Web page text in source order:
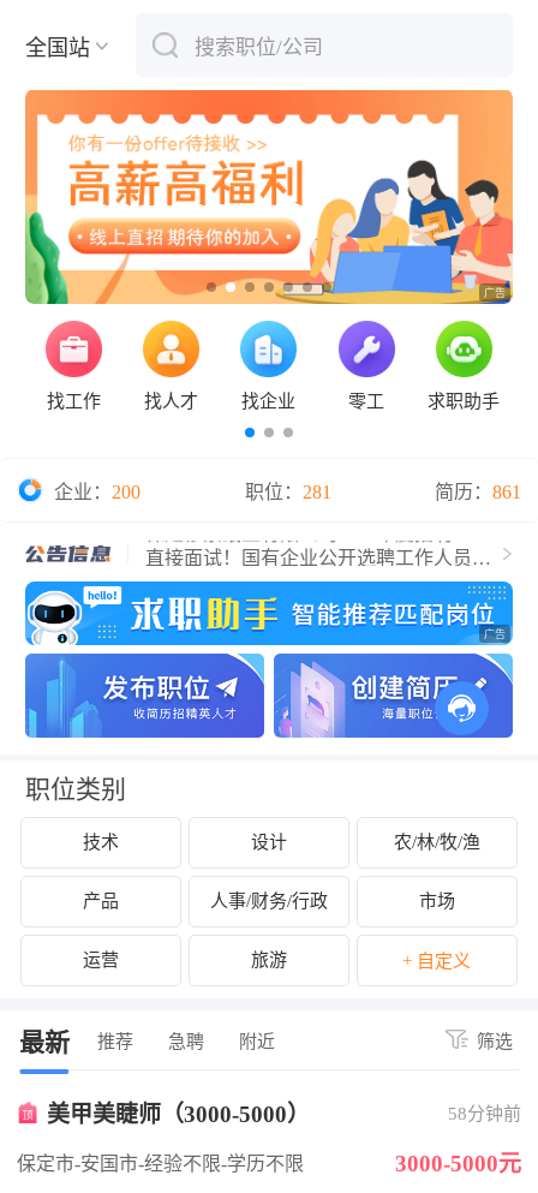
全国站 搜索职位/公司
下拉刷新
找工作 找人才 找企业 零工 求职助手
企业： 200 职位： 281 简历： 861
直接面试！国有企业公开选聘工作人员公
告
保定市易县杏林医院招聘48人信息
保定华医中医医院招聘15人公告
华北理工大学2025年第二次公开选聘工作
人员公告
国有企业公开招聘18名工作人员公告
河北省2025年中央特岗计划招聘教师
保定市青少年宫常态化选拔全学科兼职教
国家烟草专卖局、中国烟草总公司招录42
职位类别
技术 设计 农/林/牧/渔
产品 人事/财务/行政 市场
运营 旅游 + 自定义
最新 推荐 急聘 附近 筛选
美甲美睫师（3000-5000） 58分钟前
保定市-安国市-经验不限-学历不限 3000-5000元